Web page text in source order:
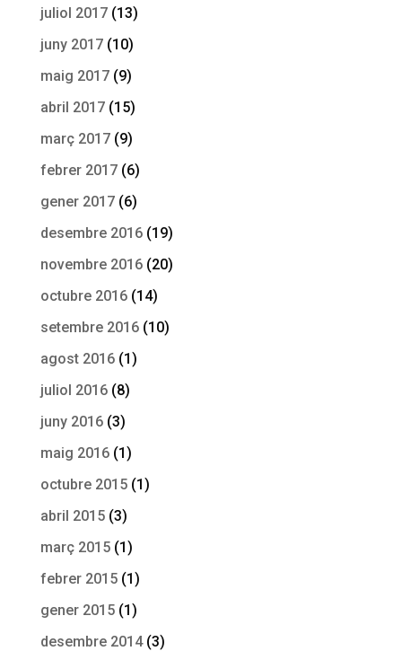
juliol 2017(13)
juny 2017(10)
maig 2017(9)
abril 2017(15)
març 2017(9)
febrer 2017(6)
gener 2017(6)
desembre 2016(19)
novembre 2016(20)
octubre 2016(14)
setembre 2016(10)
agost 2016(1)
juliol 2016(8)
juny 2016(3)
maig 2016(1)
octubre 2015(1)
abril 2015(3)
març 2015(1)
febrer 2015(1)
gener 2015(1)
desembre 2014(3)